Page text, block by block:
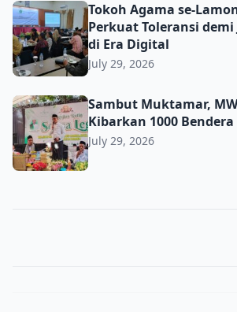
Tokoh Agama se-Lamongan
Tokoh Agama se-
Perkuat Toleransi
di Era Digital
July 29, 2026
Sambut Muktamar, MWCNU Diwek
Sambut Muktamar,
Kibarkan 1000 Bendera
July 29, 2026